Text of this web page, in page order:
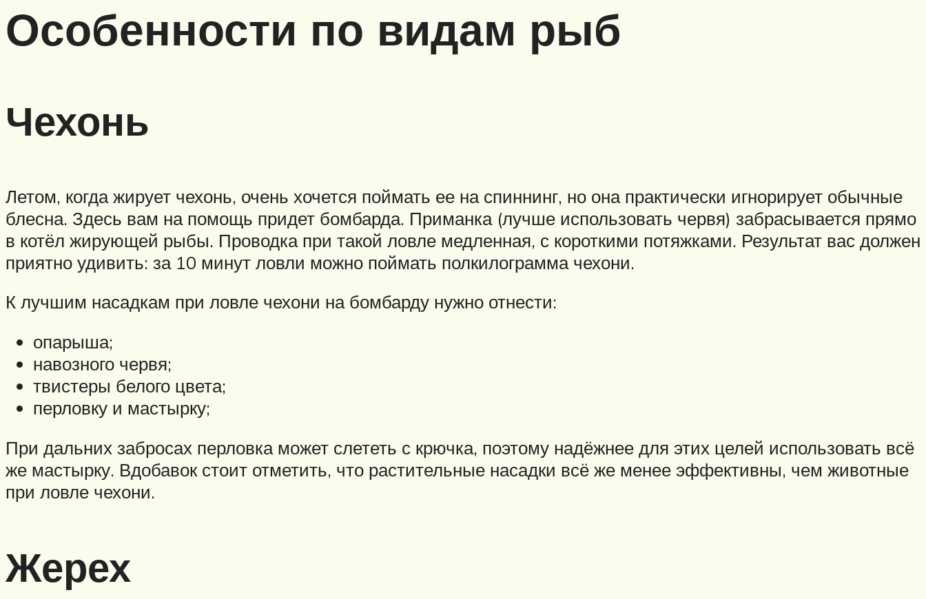
Особенности по видам рыб
Чехонь
Летом, когда жирует чехонь, очень хочется поймать ее на спиннинг, но она практически игнорирует обычные
блесна. Здесь вам на помощь придет бомбарда. Приманка (лучше использовать червя) забрасывается прямо
в котёл жирующей рыбы. Проводка при такой ловле медленная, с короткими потяжками. Результат вас должен
приятно удивить: за 10 минут ловли можно поймать полкилограмма чехони.
К лучшим насадкам при ловле чехони на бомбарду нужно отнести:
опарыша;
навозного червя;
твистеры белого цвета;
перловку и мастырку;
При дальних забросах перловка может слететь с крючка, поэтому надёжнее для этих целей использовать всё
же мастырку. Вдобавок стоит отметить, что растительные насадки всё же менее эффективны, чем животные
при ловле чехони.
Жерех